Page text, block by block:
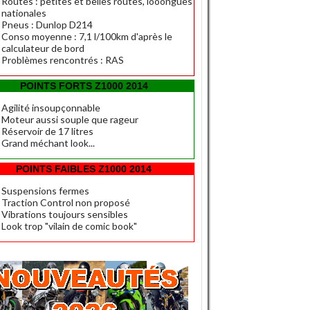
nationales
Pneus : Dunlop D214
Conso moyenne : 7,1 l/100km d'après le
calculateur de bord
Problèmes rencontrés : RAS
POINTS FORTS Z1000 2014
Agilité insoupçonnable
Moteur aussi souple que rageur
Réservoir de 17 litres
Grand méchant look...
POINTS FAIBLES Z1000 2014
Suspensions fermes
Traction Control non proposé
Vibrations toujours sensibles
Look trop "vilain de comic book"